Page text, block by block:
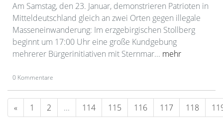
Am Samstag, den 23. Januar, demonstrieren Patrioten in
Mitteldeutschland gleich an zwei Orten gegen illegale
Masseneinwanderung: Im erzgebirgischen Stollberg
beginnt um 17:00 Uhr eine große Kundgebung
mehrerer Bürgerinitiativen mit Sternmar... mehr
0 Kommentare
« 1 2 ... 114 115 116 117 118